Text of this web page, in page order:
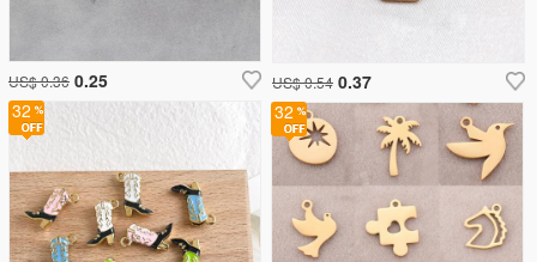
32
32
US$ 0.36 0.25 US$ 0.54 0.37